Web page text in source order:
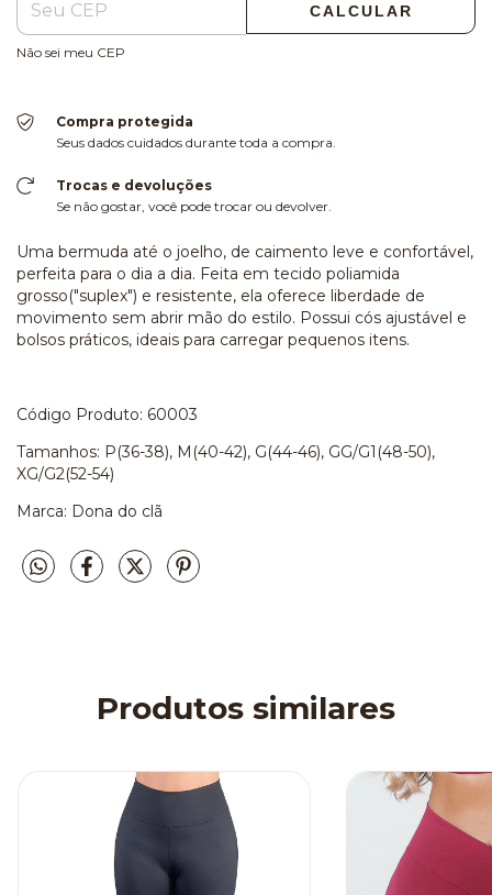
CALCULAR
Não sei meu CEP
Compra protegida
Seus dados cuidados durante toda a compra.
Trocas e devoluções
Se não gostar, você pode trocar ou devolver.
Uma bermuda até o joelho, de caimento leve e confortável,
perfeita para o dia a dia. Feita em tecido poliamida
grosso("suplex") e resistente, ela oferece liberdade de
movimento sem abrir mão do estilo. Possui cós ajustável e
bolsos práticos, ideais para carregar pequenos itens.
Código Produto: 60003
Tamanhos: P(36-38), M(40-42), G(44-46), GG/G1(48-50),
XG/G2(52-54)
Marca: Dona do clã
Produtos similares